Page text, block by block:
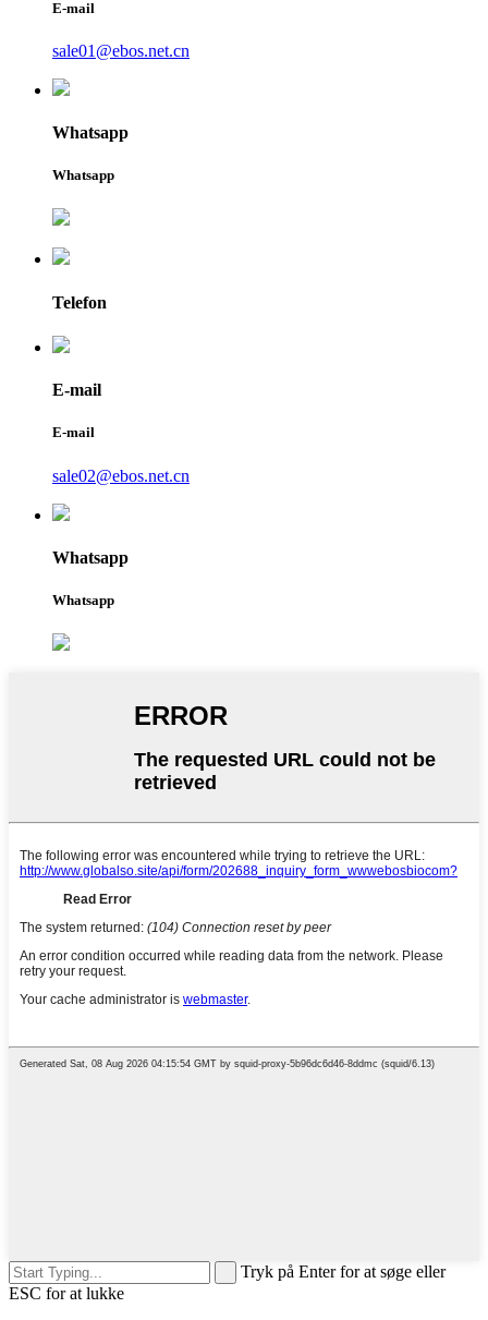
E-mail
sale01@ebos.net.cn
Whatsapp
Whatsapp
Telefon
E-mail
E-mail
sale02@ebos.net.cn
Whatsapp
Whatsapp
Tryk på Enter for at søge eller
ESC for at lukke